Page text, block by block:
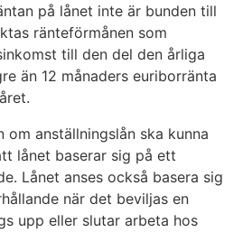
på lånet inte är bunden till
ränteförmånen som
till den del den årliga
än 12 månaders euriborränta
om anställningslån ska kunna
lånet baserar sig på ett
Lånet anses också basera sig
när det beviljas en
upp eller slutar arbeta hos